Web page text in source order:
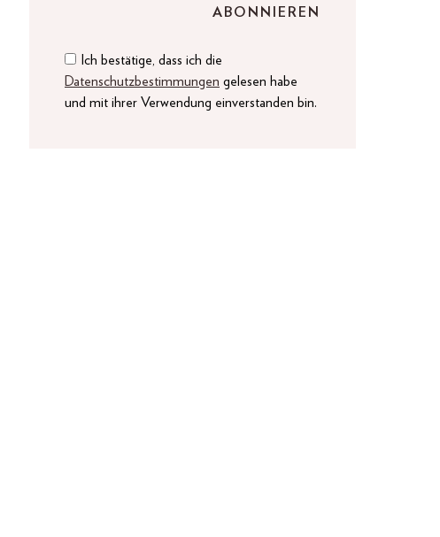
Ich bestätige, dass ich die
Datenschutzbestimmungen gelesen habe
und mit ihrer Verwendung einverstanden bin.